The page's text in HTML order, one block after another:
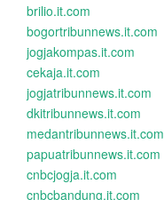
brilio.it.com
bogortribunnews.it.com
jogjakompas.it.com
cekaja.it.com
jogjatribunnews.it.com
dkitribunnews.it.com
medantribunnews.it.com
papuatribunnews.it.com
cnbcjogja.it.com
cnbcbandung.it.com